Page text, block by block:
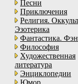
Песни
Приключения
Религия.
Эзотерика
Фантастика.
Философия
Художественная
литература
Энциклопедии
Юмор